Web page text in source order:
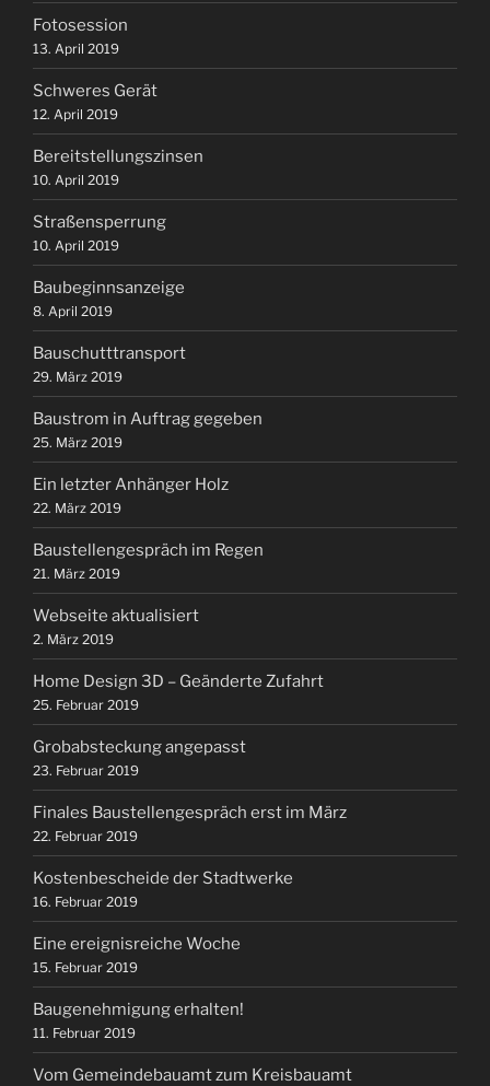
Fotosession
13. April 2019
Schweres Gerät
12. April 2019
Bereitstellungszinsen
10. April 2019
Straßensperrung
10. April 2019
Baubeginnsanzeige
8. April 2019
Bauschutttransport
29. März 2019
Baustrom in Auftrag gegeben
25. März 2019
Ein letzter Anhänger Holz
22. März 2019
Baustellengespräch im Regen
21. März 2019
Webseite aktualisiert
2. März 2019
Home Design 3D – Geänderte Zufahrt
25. Februar 2019
Grobabsteckung angepasst
23. Februar 2019
Finales Baustellengespräch erst im März
22. Februar 2019
Kostenbescheide der Stadtwerke
16. Februar 2019
Eine ereignisreiche Woche
15. Februar 2019
Baugenehmigung erhalten!
11. Februar 2019
Vom Gemeindebauamt zum Kreisbauamt